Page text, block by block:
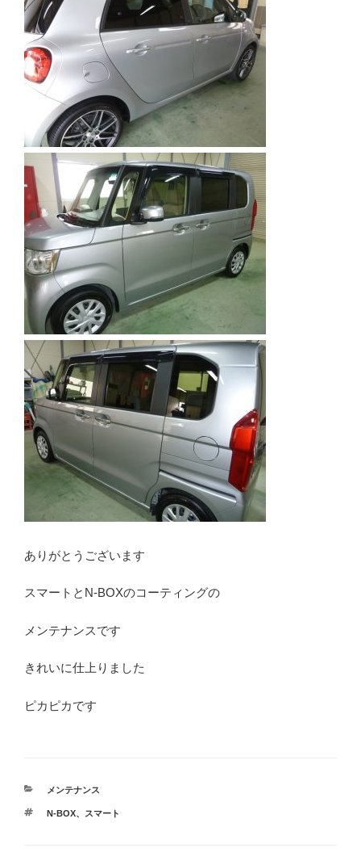
ありがとうございます
スマートとN-BOXのコーティングの
メンテナンスです
きれいに仕上りました
ピカピカです
カ
ゴ
メンテナンス
タ
N-BOX、 スマート